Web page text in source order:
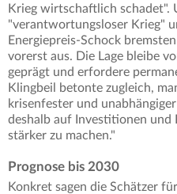
Krieg wirtschaftlich schadet".
"verantwortungsloser Krieg"
Energiepreis-Schock
vorerst aus. Die Lage bleibe
geprägt und erfordere
Klingbeil betonte zugleich,
krisenfester und
deshalb auf Investitionen und
stärker zu machen."
Prognose bis 2030
Konkret sagen die Schätzer